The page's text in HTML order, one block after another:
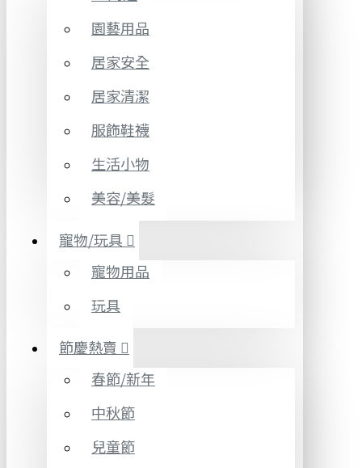
園藝用品
居家安全
居家清潔
服飾鞋襪
生活小物
美容/美髮
寵物/玩具
寵物用品
玩具
節慶熱賣
春節/新年
中秋節
兒童節